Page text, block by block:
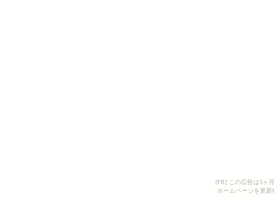
[PR] この広告は3ヶ
ホームページを更